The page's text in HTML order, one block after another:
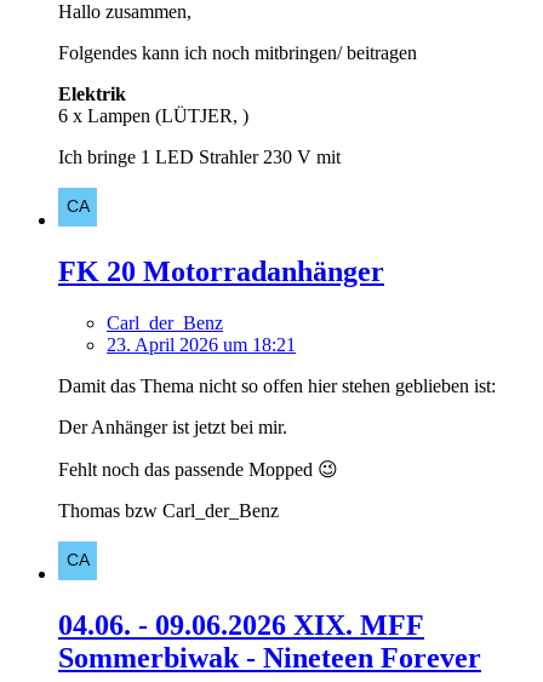
Hallo zusammen,
Folgendes kann ich noch mitbringen/ beitragen
Elektrik
6 x Lampen (LÜTJER, )
Ich bringe 1 LED Strahler 230 V mit
FK 20 Motorradanhänger
Carl_der_Benz
23. April 2026 um 18:21
Damit das Thema nicht so offen hier stehen geblieben ist:
Der Anhänger ist jetzt bei mir.
Fehlt noch das passende Mopped 😉
Thomas bzw Carl_der_Benz
04.06. - 09.06.2026 XIX. MFF
Sommerbiwak - Nineteen Forever